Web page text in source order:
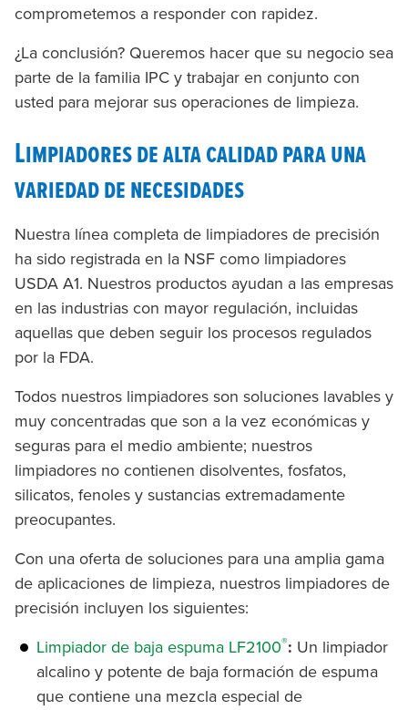
comprometemos a responder con rapidez.
¿La conclusión? Queremos hacer que su negocio sea
parte de la familia IPC y trabajar en conjunto con
usted para mejorar sus operaciones de limpieza.
Limpiadores de alta calidad para una
variedad de necesidades
Nuestra línea completa de limpiadores de precisión
ha sido registrada en la NSF como limpiadores
USDA A1. Nuestros productos ayudan a las empresas
en las industrias con mayor regulación, incluidas
aquellas que deben seguir los procesos regulados
por la FDA.
Todos nuestros limpiadores son soluciones lavables y
muy concentradas que son a la vez económicas y
seguras para el medio ambiente; nuestros
limpiadores no contienen disolventes, fosfatos,
silicatos, fenoles y sustancias extremadamente
preocupantes.
Con una oferta de soluciones para una amplia gama
de aplicaciones de limpieza, nuestros limpiadores de
precisión incluyen los siguientes:
Limpiador de baja espuma LF2100®: Un limpiador
alcalino y potente de baja formación de espuma
que contiene una mezcla especial de